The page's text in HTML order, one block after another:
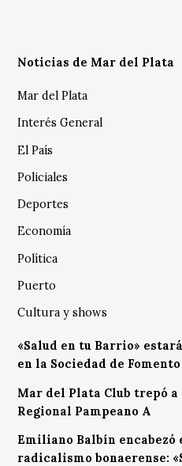
Noticias de Mar del Plata
Mar del Plata
Interés General
El País
Policiales
Deportes
Economía
Política
Puerto
Cultura y shows
«Salud en tu Barrio»
en la Sociedad de
Mar del Plata Club trepó a
Regional Pampeano A
Emiliano Balbín
radicalismo bonaerense: